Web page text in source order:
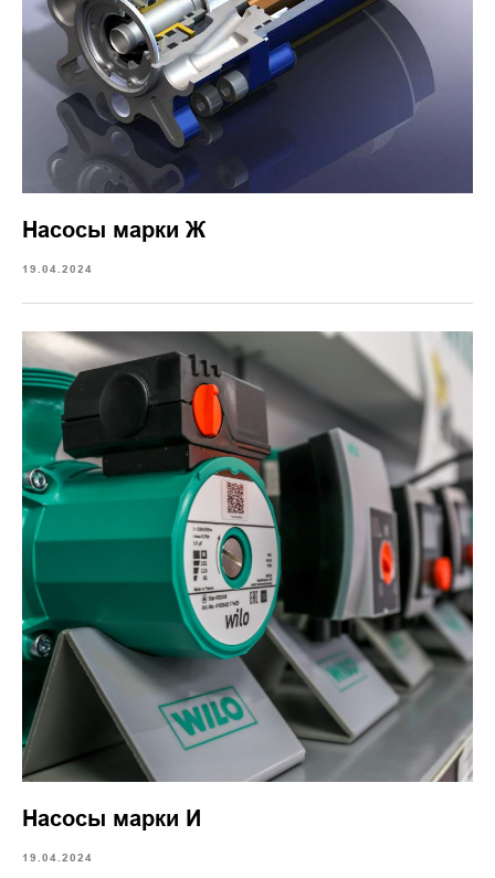
Насосы марки Ж
19.04.2024
Насосы марки И
19.04.2024